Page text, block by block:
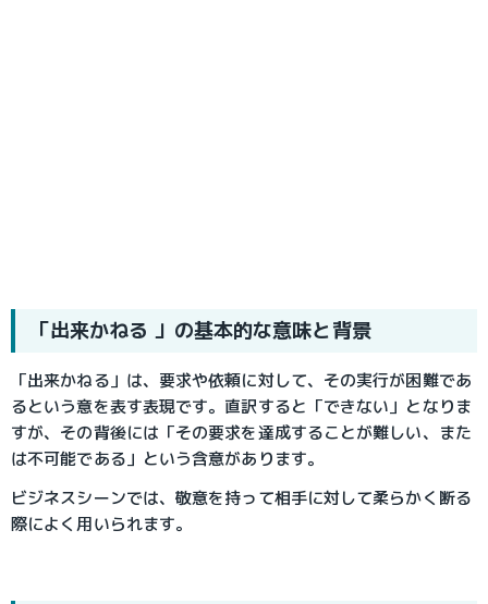
「出来かねる 」の基本的な意味と背景
「出来かねる」は、要求や依頼に対して、その実行が困難であ
るという意を表す表現です。直訳すると「できない」となりま
すが、その背後には「その要求を達成することが難しい、また
は不可能である」という含意があります。
ビジネスシーンでは、敬意を持って相手に対して柔らかく断る
際によく用いられます。